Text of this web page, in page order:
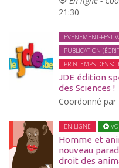
21:30
ÉVÉNEMENT-
PUBLICATION
PRINTEMPS DES
JDE édition
des Sciences !
Coordonné par
EN LIGNE
Homme et
nouveau
droit des